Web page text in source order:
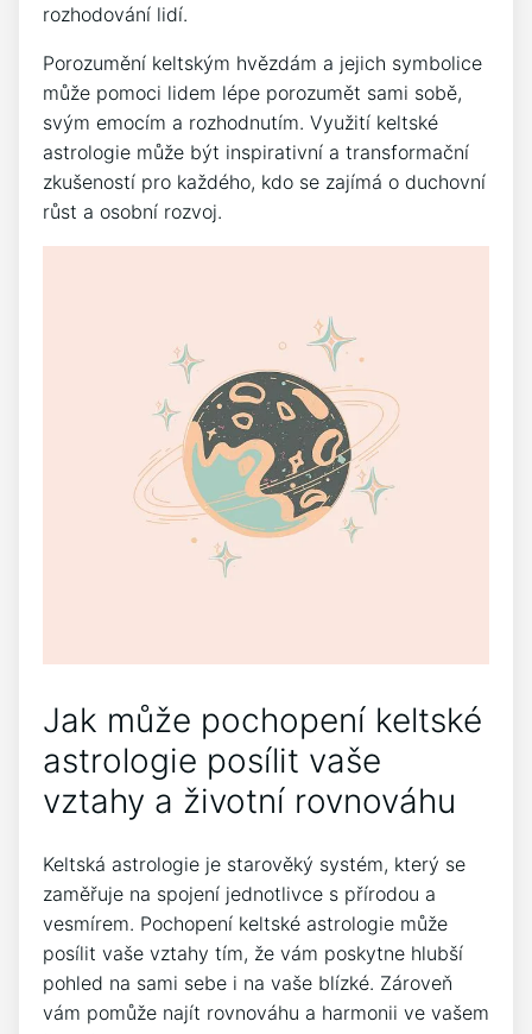
rozhodování lidí.
Porozumění keltským hvězdám a jejich symbolice
může pomoci lidem lépe porozumět sami sobě,
svým emocím a rozhodnutím. Využití keltské
astrologie může být inspirativní a transformační
zkušeností pro každého, kdo se zajímá o duchovní
růst a osobní rozvoj.
Jak může pochopení keltské
astrologie posílit vaše
vztahy a životní rovnováhu
Keltská astrologie je starověký systém, který se
zaměřuje na spojení jednotlivce s přírodou a
vesmírem. Pochopení keltské astrologie může
posílit vaše vztahy tím, že vám poskytne hlubší
pohled na sami sebe i na vaše blízké. Zároveň
vám pomůže najít rovnováhu a harmonii ve vašem